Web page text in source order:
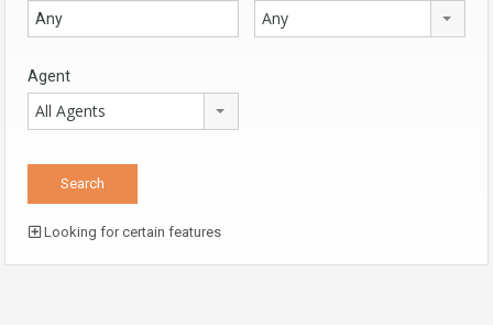
Any
Agent
All Agents
Looking for certain features